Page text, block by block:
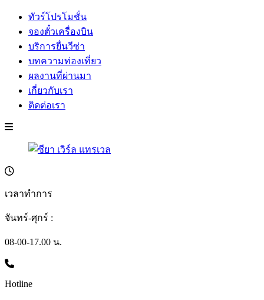
ทัวร์โปรโมชั่น
จองตั๋วเครื่องบิน
บริการยื่นวีซ่า
บทความท่องเที่ยว
ผลงานที่ผ่านมา
เกี่ยวกับเรา
ติดต่อเรา
เวลาทำการ
จันทร์-ศุกร์ :
08-00-17.00 น.
Hotline